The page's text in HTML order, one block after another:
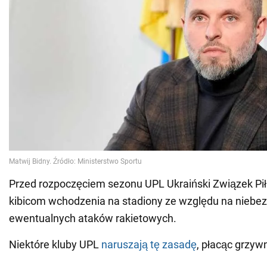
Przed rozpoczęciem sezonu UPL Ukraiński Związek
kibicom wchodzenia na stadiony ze względu na
ewentualnych ataków rakietowych.
Niektóre kluby UPL naruszają tę zasadę, płacąc